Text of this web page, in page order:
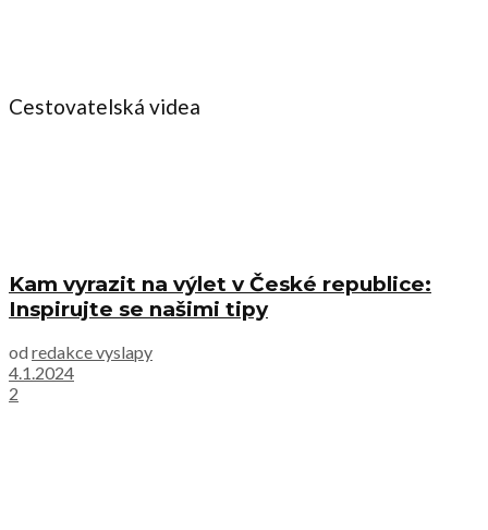
Cestovatelská videa
Kam vyrazit na výlet v České republice:
Inspirujte se našimi tipy
od redakce vyslapy
4.1.2024
2